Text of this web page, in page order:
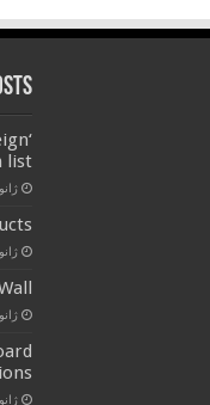
list
ژانویه
ژانویه
ژانویه
ژانویه